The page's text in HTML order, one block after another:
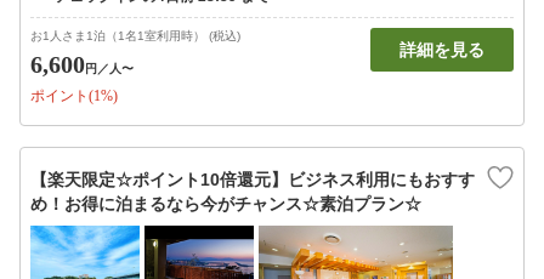
お1人さま1泊（1名1室利用時） (税込)
6,600円 ／人〜
ポイント(1%)
詳細を見る
【楽天限定☆ポイント10倍還元】ビジネス利用にもおすす
め！お得に泊まるなら今がチャンス☆素泊プラン☆